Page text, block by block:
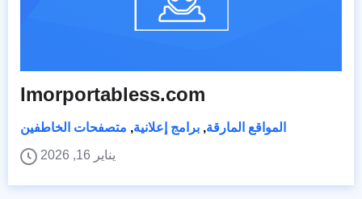
Imorportabless.com
المواقع المارقة, برامج إعلانية, متصفحات الخاطفين
يناير 16, 2026